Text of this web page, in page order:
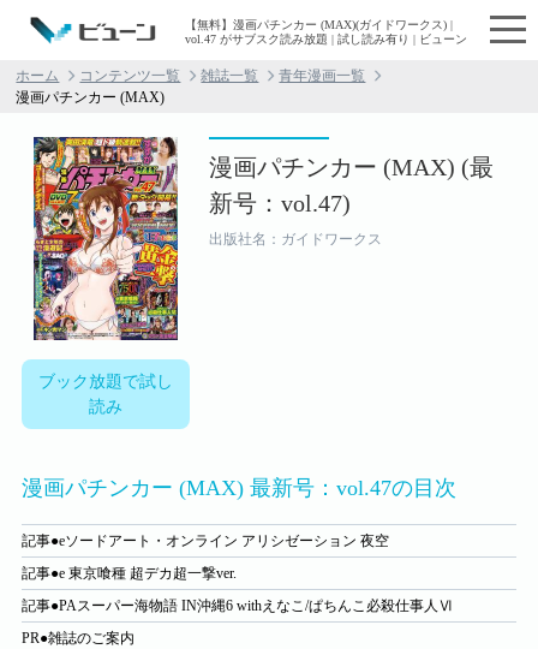
【無料】漫画パチンカー (MAX)(ガイドワークス) |
vol.47 がサブスク読み放題 | 試し読み有り | ビューン
ホーム コンテンツ一覧 雑誌一覧
青年漫画一覧
漫画パチンカー (MAX)
ブック放題で試し
読み
漫画パチンカー (MAX) (最
新号：vol.47)
出版社名：ガイドワークス
漫画パチンカー (MAX) 最新号：vol.47の目次
記事●eソードアート・オンライン アリシゼーション 夜空
記事●e 東京喰種 超デカ超一撃ver.
記事●PAスーパー海物語 IN沖縄6 withえなこ/ぱちんこ必殺仕事人Ⅵ
PR●雑誌のご案内